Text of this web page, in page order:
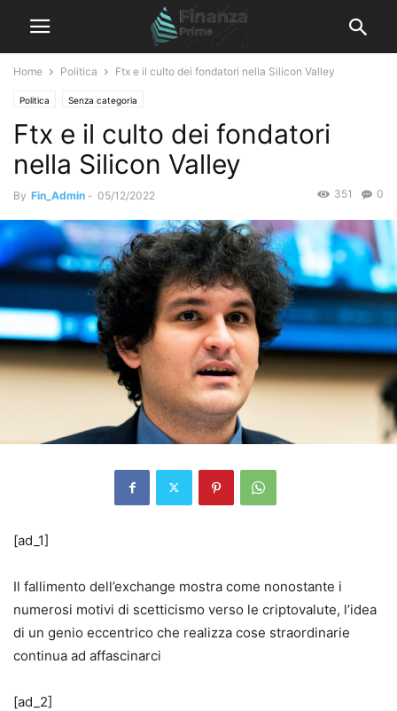
Home Politica Ftx e il culto dei fondatori nella Silicon Valley
Politica Senza categoria
Ftx e il culto dei fondatori
nella Silicon Valley
By Fin_Admin - 05/12/2022 0
351
[ad_1]
Il fallimento dell’exchange mostra come nonostante i
numerosi motivi di scetticismo verso le criptovalute, l’idea
di un genio eccentrico che realizza cose straordinarie
continua ad affascinarci
[ad_2]